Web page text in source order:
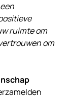
ruimte om
om